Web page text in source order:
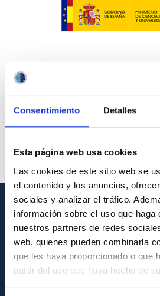
Consentimiento Detalles
Esta página web usa cookies
Las cookies de este sitio web se
el contenido y los anuncios,
sociales y analizar el tráfico.
información sobre el uso que haga
nuestros partners de redes
web, quienes pueden combinarla
que les haya proporcionado o que
partir del uso que haya hecho de
INFORMACIÓN GENERAL
Contacto
Cómo llegar al IAC